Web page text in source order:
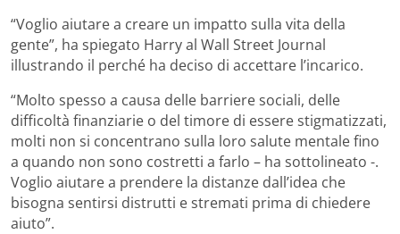
“Voglio aiutare a creare un impatto sulla vita della
gente”, ha spiegato Harry al Wall Street Journal
illustrando il perché ha deciso di accettare l’incarico.
“Molto spesso a causa delle barriere sociali, delle
difficoltà finanziarie o del timore di essere stigmatizzati,
molti non si concentrano sulla loro salute mentale fino
a quando non sono costretti a farlo – ha sottolineato -.
Voglio aiutare a prendere la distanze dall’idea che
bisogna sentirsi distrutti e stremati prima di chiedere
aiuto”.